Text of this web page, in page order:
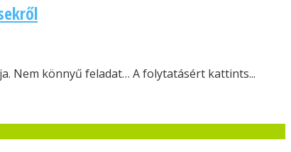
Nem könnyű feladat… A folytatásért kattints...